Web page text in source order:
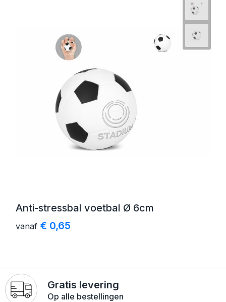
Anti-stressbal voetbal Ø 6cm
vanaf € 0,65
Gratis levering
Op alle bestellingen